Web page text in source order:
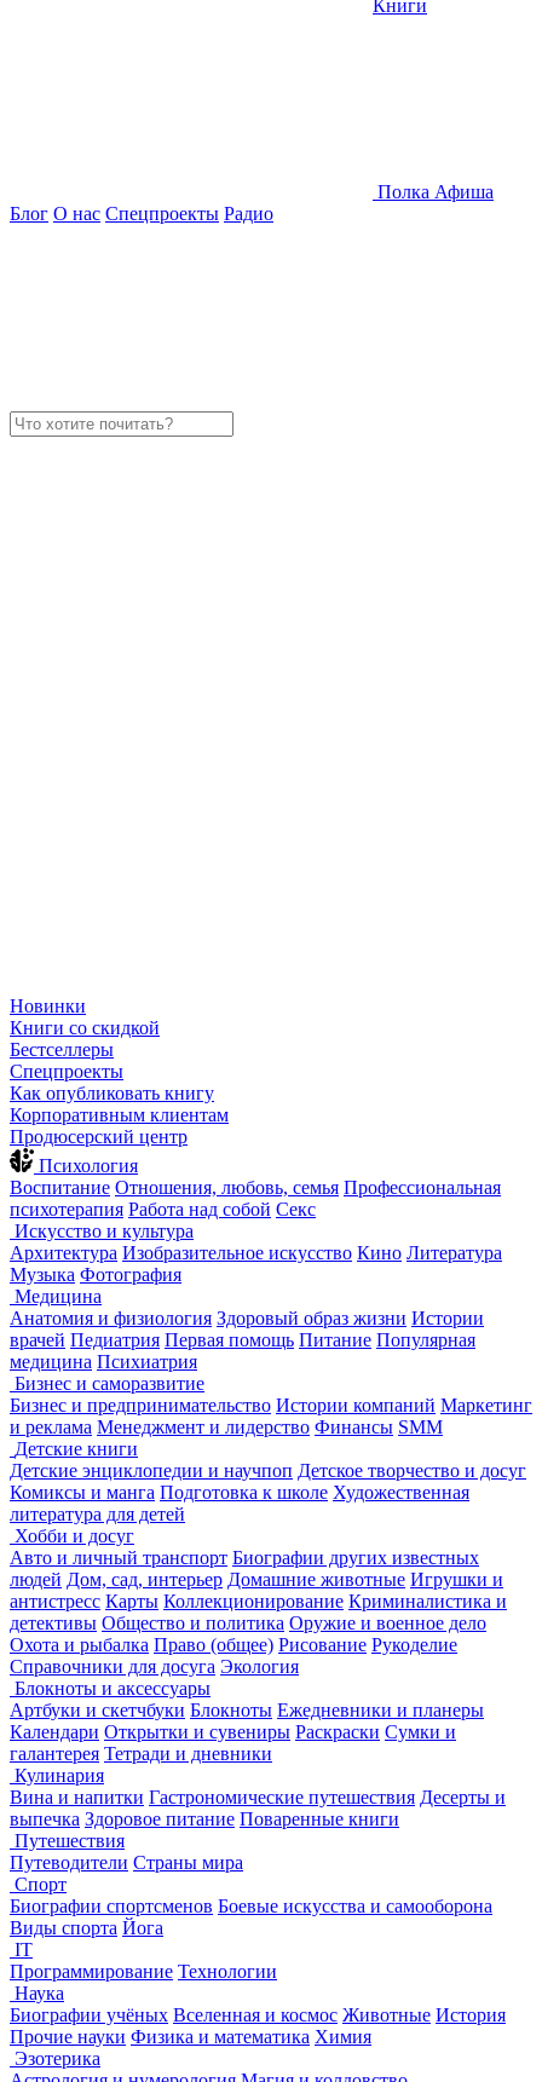
Книги
Полка Афиша
Блог О нас Спецпроекты Радио
Новинки
Книги со скидкой
Бестселлеры
Спецпроекты
Как опубликовать книгу
Корпоративным клиентам
Продюсерский центр
Психология
Воспитание Отношения, любовь, семья Профессиональная
психотерапия Работа над собой Секс
Искусство и культура
Архитектура Изобразительное искусство Кино Литература
Музыка Фотография
Медицина
Анатомия и физиология Здоровый образ жизни Истории
врачей Педиатрия Первая помощь Питание Популярная
медицина Психиатрия
Бизнес и саморазвитие
Бизнес и предпринимательство Истории компаний Маркетинг
и реклама Менеджмент и лидерство Финансы SMM
Детские книги
Детские энциклопедии и научпоп Детское творчество и досуг
Комиксы и манга Подготовка к школе Художественная
литература для детей
Хобби и досуг
Авто и личный транспорт Биографии других известных
людей Дом, сад, интерьер Домашние животные Игрушки и
антистресс Карты Коллекционирование Криминалистика и
детективы Общество и политика Оружие и военное дело
Охота и рыбалка Право (общее) Рисование Рукоделие
Справочники для досуга Экология
Блокноты и аксессуары
Артбуки и скетчбуки Блокноты Ежедневники и планеры
Календари Открытки и сувениры Раскраски Сумки и
галантерея Тетради и дневники
Кулинария
Вина и напитки Гастрономические путешествия Десерты и
выпечка Здоровое питание Поваренные книги
Путешествия
Путеводители Страны мира
Спорт
Биографии спортсменов Боевые искусства и самооборона
Виды спорта Йога
IT
Программирование Технологии
Наука
Биографии учёных Вселенная и космос Животные История
Прочие науки Физика и математика Химия
Эзотерика